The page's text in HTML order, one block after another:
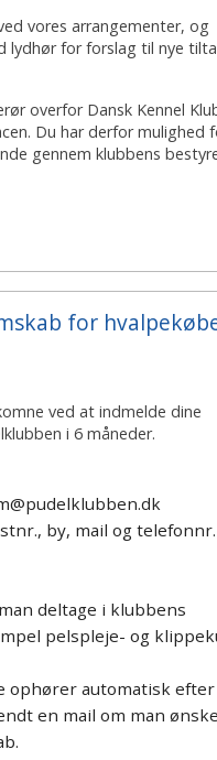
vores arrangementer, og
lydhør for forslag til nye
overfor Dansk Kennel
Du har derfor mulighed
gennem klubbens
for
ved at indmelde dine
i 6 måneder.
by, mail og
deltage i klubbens
pelspleje- og
ophører automatisk efter
en mail om man